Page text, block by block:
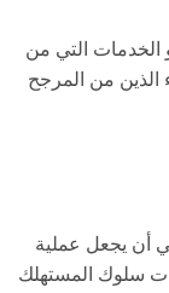
الخدمات التي من
الذين من المرجح
أن يجعل عملية
سلوك المستهلك